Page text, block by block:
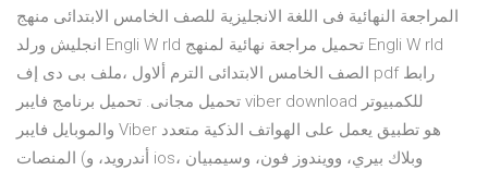
المراجعة النهائية فى اللغة الانجليزية للصف الخامس الابتدائى منهج
انجليش ورلد Engli W rld تحميل مراجعة نهائية لمنهج Engli W rld
الصف الخامس الابتدائى الترم ألاول ،ملف بى دى إف pdf رابط
تحميل مجانى. تحميل برنامج فايبر viber download للكمبيوتر
والموبايل فايبر Viber هو تطبيق يعمل على الهواتف الذكية متعدد
المنصات (أندرويد، و ios، وبلاك بيري، وويندوز فون، وسيمبيان